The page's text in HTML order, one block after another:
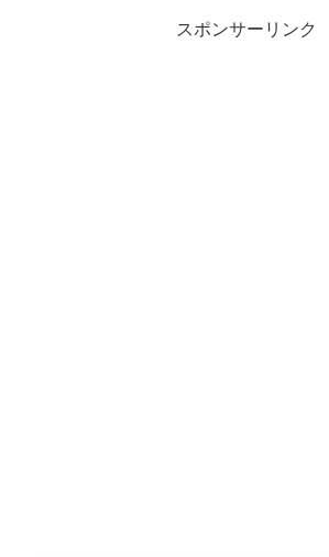
スポンサーリンク